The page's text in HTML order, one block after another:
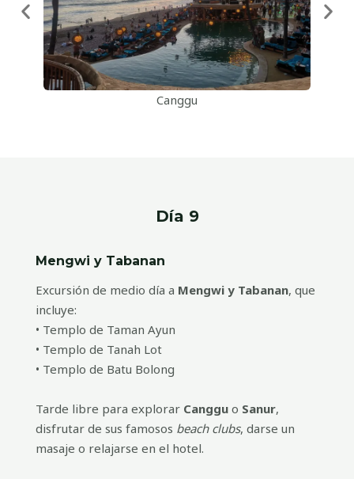
Canggu
Día 9
Mengwi y Tabanan
Excursión de medio día a Mengwi y Tabanan, que
incluye:
• Templo de Taman Ayun
• Templo de Tanah Lot
• Templo de Batu Bolong
Tarde libre para explorar Canggu o Sanur,
disfrutar de sus famosos beach clubs, darse un
masaje o relajarse en el hotel.